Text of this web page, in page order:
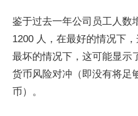
鉴于过去一年公司员工人数
1200 人，在最好的情况下
最坏的情况下，这可能显示
货币风险对冲（即没有将足
币）。